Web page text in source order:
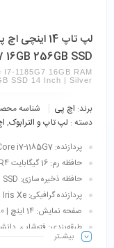
16GB 256GB SSD
1185G7 16GB RAM
SSD 14 Inch | Silver
برند: اچ پی شناسه
دسته : لپ تاپ و الترابوک,
پردازنده: Intel Core i7-1185G7
حافظه رم: 16 گیگابایت DDR4 (قابل ارتقاء تا 64GB)
حافظه ذخیره سازی: 256GB SSD (قابل ارتقا)
پردازنده گرافیکی: Intel Iris Xe
صفحه نمایش: 14 اینچ | FHD | 1920 x 1080
طبقه‌بندی: فتوشاپ،
اتوکد، طراحی و…
بیشـتر